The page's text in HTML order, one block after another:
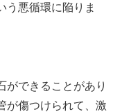
う悪循環に陥りま
ができることがあり
が傷つけられて、激